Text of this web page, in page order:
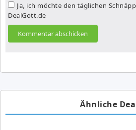
Ja, ich möchte den täglichen
DealGott.de
Ähnliche